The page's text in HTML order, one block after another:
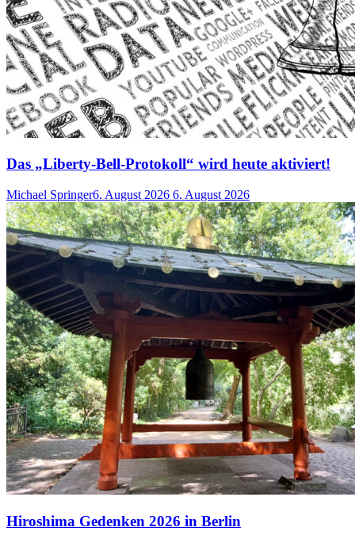
Das „Liberty-Bell-Protokoll“ wird heute aktiviert!
Michael Springer6. August 2026 6. August 2026
Hiroshima Gedenken 2026 in Berlin